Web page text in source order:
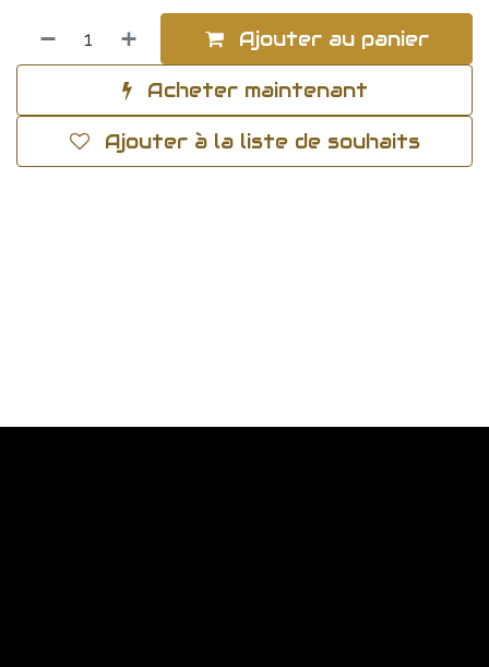
Ajouter au panier
Acheter maintenant
Ajouter à la liste de souhaits